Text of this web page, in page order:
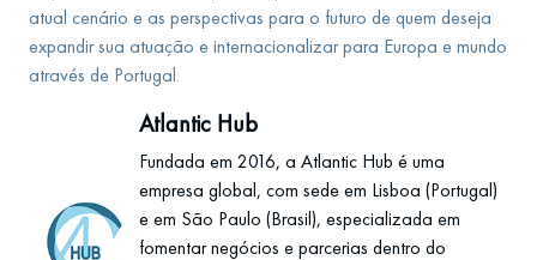
atual cenário e as perspectivas para o futuro de quem deseja
expandir sua atuação e internacionalizar para Europa e mundo
através de Portugal.
Atlantic Hub
Fundada em 2016, a Atlantic Hub é uma
empresa global, com sede em Lisboa (Portugal)
e em São Paulo (Brasil), especializada em
fomentar negócios e parcerias dentro do